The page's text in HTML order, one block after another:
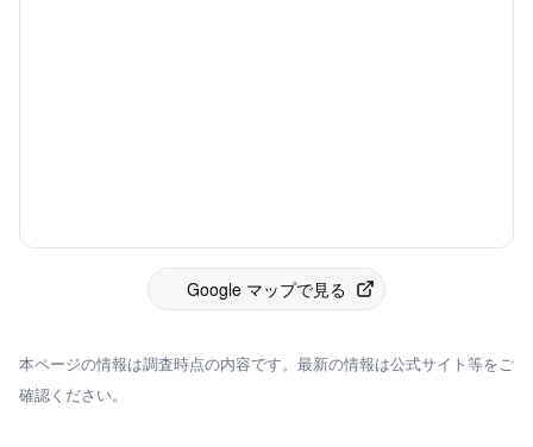
Google マップで見る
本ページの情報は調査時点の内容です。最新の情報は公式サイト等をご
確認ください。